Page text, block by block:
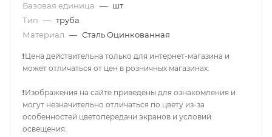
Базовая единица — шт
Тип — труба
Материал — Сталь Оцинкованная
❗Цена действительна только для интернет-магазина и
может отличаться от цен в розничных магазинах.
❗Изображения на сайте приведены для ознакомления и
могут незначительно отличаться по цвету из-за
особенностей цветопередачи экранов и условий
освещения.